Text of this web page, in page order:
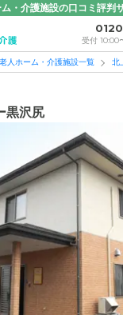
・介護施設の口コミ評判
受付 10:00
人ホーム・介護施設一覧 北
黒沢尻